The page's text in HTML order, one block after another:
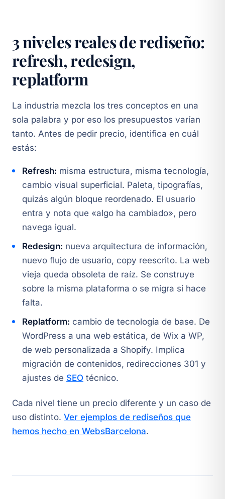
3 niveles reales de rediseño:
refresh, redesign,
replatform
La industria mezcla los tres conceptos en una
sola palabra y por eso los presupuestos varían
tanto. Antes de pedir precio, identifica en cuál
estás:
Refresh: misma estructura, misma tecnología,
cambio visual superficial. Paleta, tipografías,
quizás algún bloque reordenado. El usuario
entra y nota que «algo ha cambiado», pero
navega igual.
Redesign: nueva arquitectura de información,
nuevo flujo de usuario, copy reescrito. La web
vieja queda obsoleta de raíz. Se construye
sobre la misma plataforma o se migra si hace
falta.
Replatform: cambio de tecnología de base. De
WordPress a una web estática, de Wix a WP,
de web personalizada a Shopify. Implica
migración de contenidos, redirecciones 301 y
ajustes de SEO técnico.
Cada nivel tiene un precio diferente y un caso de
uso distinto. Ver ejemplos de rediseños que
hemos hecho en WebsBarcelona.